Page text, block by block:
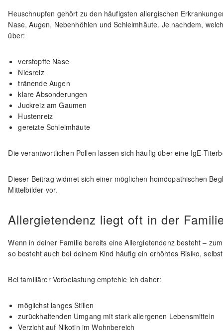
Heuschnupfen gehört zu den häufigsten allergischen
Nase, Augen, Nebenhöhlen und Schleimhäute. Je nachdem,
über:
verstopfte Nase
Niesreiz
tränende Augen
klare Absonderungen
Juckreiz am Gaumen
Hustenreiz
gereizte Schleimhäute
Die verantwortlichen Pollen lassen sich häufig über eine IgE-
Dieser Beitrag widmet sich einer möglichen homöopathischen
Mittelbilder vor.
Allergietendenz liegt oft in der
Wenn in deiner Familie bereits eine Allergietendenz besteht –
so besteht auch bei deinem Kind häufig ein erhöhtes Risiko,
Bei familiärer Vorbelastung empfehle ich daher:
möglichst langes Stillen
zurückhaltenden Umgang mit stark allergenen Lebensmitteln
Verzicht auf Nikotin im Wohnbereich